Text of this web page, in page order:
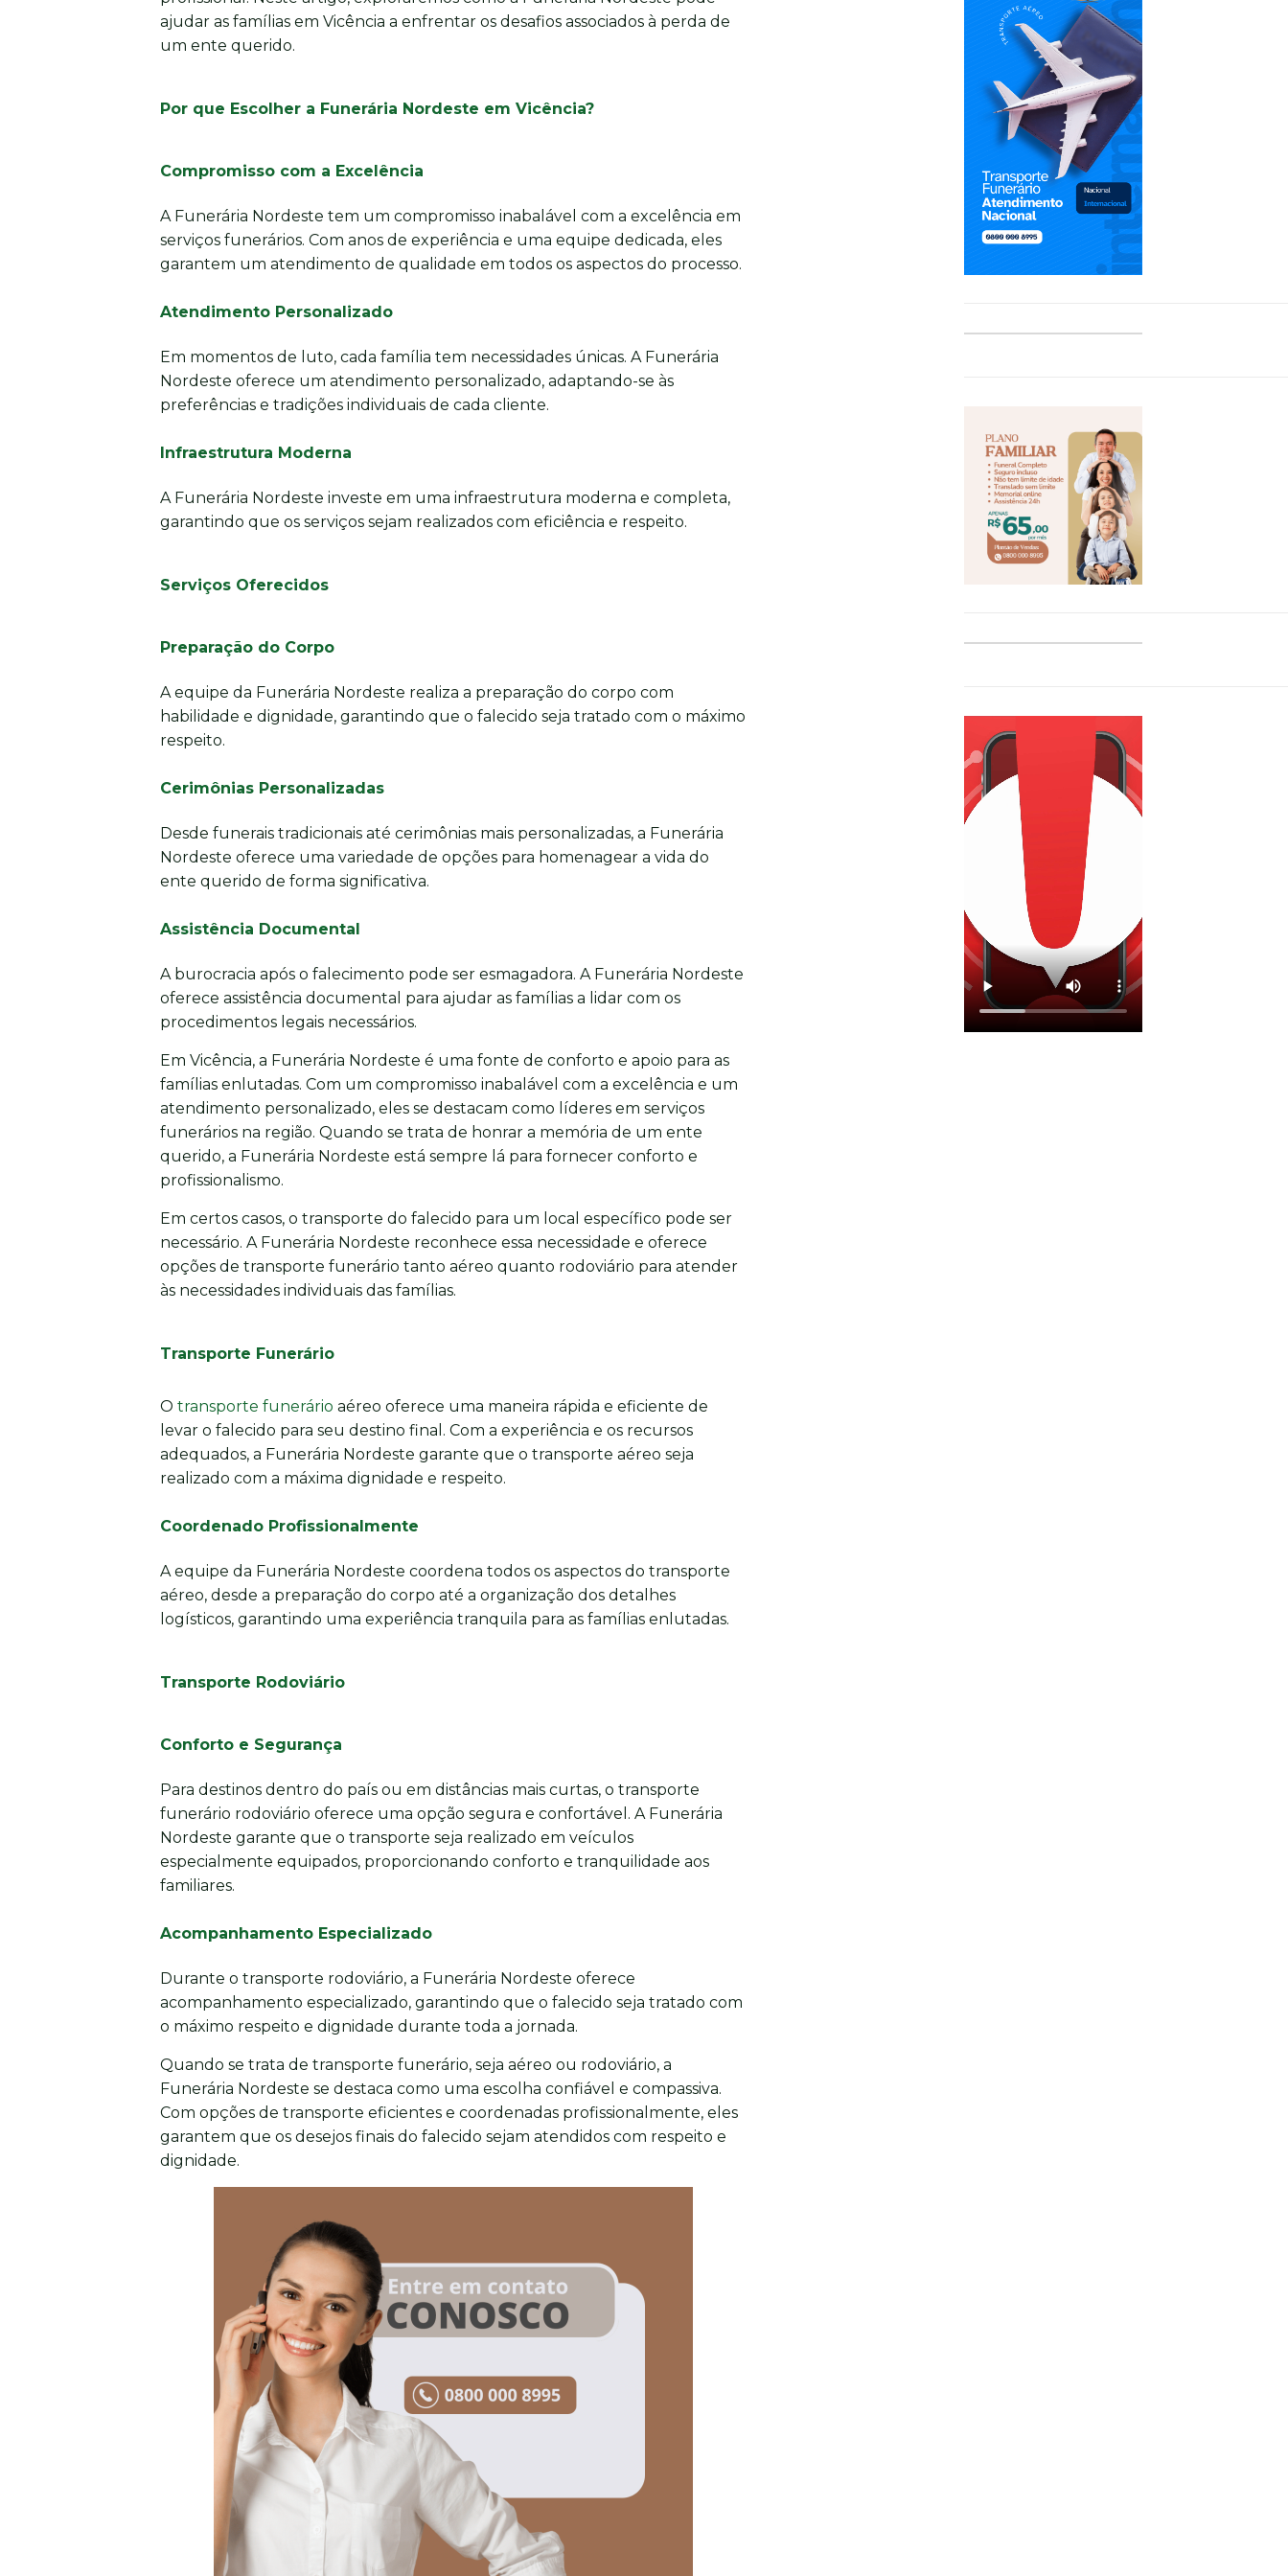
ajudar as famílias em Vicência a enfrentar os desafios associados à perda de
um ente querido.
Por que Escolher a Funerária Nordeste em Vicência?
Compromisso com a Excelência
A Funerária Nordeste tem um compromisso inabalável com a excelência em
serviços funerários. Com anos de experiência e uma equipe dedicada, eles
garantem um atendimento de qualidade em todos os aspectos do processo.
Atendimento Personalizado
Em momentos de luto, cada família tem necessidades únicas. A Funerária
Nordeste oferece um atendimento personalizado, adaptando-se às
preferências e tradições individuais de cada cliente.
Infraestrutura Moderna
A Funerária Nordeste investe em uma infraestrutura moderna e completa,
garantindo que os serviços sejam realizados com eficiência e respeito.
Serviços Oferecidos
Preparação do Corpo
A equipe da Funerária Nordeste realiza a preparação do corpo com
habilidade e dignidade, garantindo que o falecido seja tratado com o máximo
respeito.
Cerimônias Personalizadas
Desde funerais tradicionais até cerimônias mais personalizadas, a Funerária
Nordeste oferece uma variedade de opções para homenagear a vida do
ente querido de forma significativa.
Assistência Documental
A burocracia após o falecimento pode ser esmagadora. A Funerária Nordeste
oferece assistência documental para ajudar as famílias a lidar com os
procedimentos legais necessários.
Em Vicência, a Funerária Nordeste é uma fonte de conforto e apoio para as
famílias enlutadas. Com um compromisso inabalável com a excelência e um
atendimento personalizado, eles se destacam como líderes em serviços
funerários na região. Quando se trata de honrar a memória de um ente
querido, a Funerária Nordeste está sempre lá para fornecer conforto e
profissionalismo.
Em certos casos, o transporte do falecido para um local específico pode ser
necessário. A Funerária Nordeste reconhece essa necessidade e oferece
opções de transporte funerário tanto aéreo quanto rodoviário para atender
às necessidades individuais das famílias.
Transporte Funerário
O transporte funerário aéreo oferece uma maneira rápida e eficiente de
levar o falecido para seu destino final. Com a experiência e os recursos
adequados, a Funerária Nordeste garante que o transporte aéreo seja
realizado com a máxima dignidade e respeito.
Coordenado Profissionalmente
A equipe da Funerária Nordeste coordena todos os aspectos do transporte
aéreo, desde a preparação do corpo até a organização dos detalhes
logísticos, garantindo uma experiência tranquila para as famílias enlutadas.
Transporte Rodoviário
Conforto e Segurança
Para destinos dentro do país ou em distâncias mais curtas, o transporte
funerário rodoviário oferece uma opção segura e confortável. A Funerária
Nordeste garante que o transporte seja realizado em veículos
especialmente equipados, proporcionando conforto e tranquilidade aos
familiares.
Acompanhamento Especializado
Durante o transporte rodoviário, a Funerária Nordeste oferece
acompanhamento especializado, garantindo que o falecido seja tratado com
o máximo respeito e dignidade durante toda a jornada.
Quando se trata de transporte funerário, seja aéreo ou rodoviário, a
Funerária Nordeste se destaca como uma escolha confiável e compassiva.
Com opções de transporte eficientes e coordenadas profissionalmente, eles
garantem que os desejos finais do falecido sejam atendidos com respeito e
dignidade.